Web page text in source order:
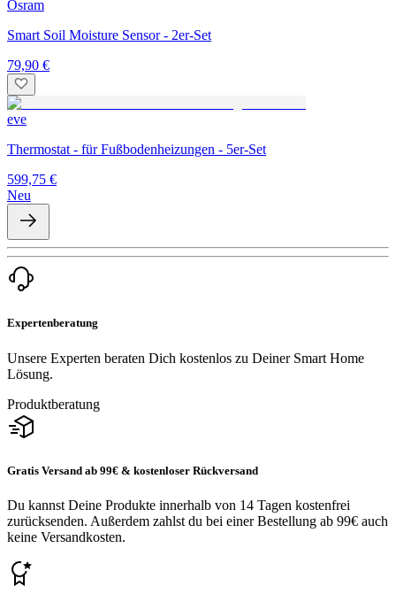
Osram
Smart Soil Moisture Sensor - 2er-Set
79,90 €
eve
Thermostat - für Fußbodenheizungen - 5er-Set
599,75 €
Neu
Expertenberatung
Unsere Experten beraten Dich kostenlos zu Deiner Smart Home
Lösung.
Produktberatung
Gratis Versand ab 99€ & kostenloser Rückversand
Du kannst Deine Produkte innerhalb von 14 Tagen kostenfrei
zurücksenden. Außerdem zahlst du bei einer Bestellung ab 99€ auch
keine Versandkosten.